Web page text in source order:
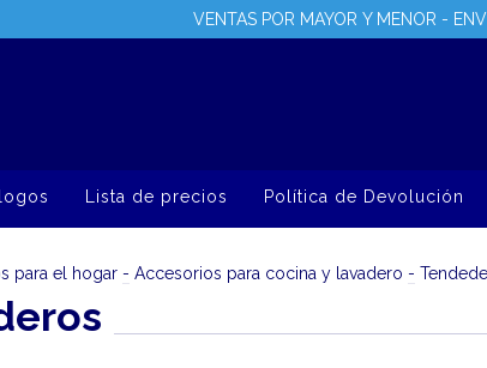
VENTAS POR MAYOR Y MENOR -
Lista de precios Política de Devolución
para el hogar - Accesorios para cocina y lavadero -